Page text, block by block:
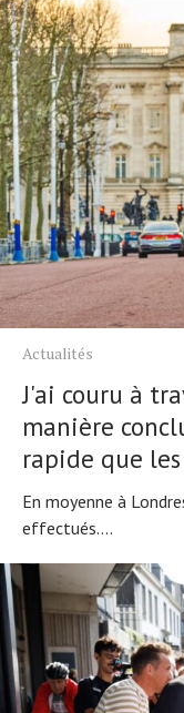
Actualités
J'ai couru à
manière
rapide que
En moyenne à
effectués....